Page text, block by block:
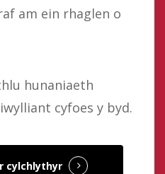
am ein rhaglen o
hunaniaeth
cyfoes y byd.
cylchlythyr